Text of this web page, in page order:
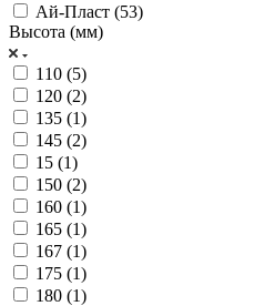
Ай-Пласт (53)
Высота (мм)
110 (5)
120 (2)
135 (1)
145 (2)
15 (1)
150 (2)
160 (1)
165 (1)
167 (1)
175 (1)
180 (1)